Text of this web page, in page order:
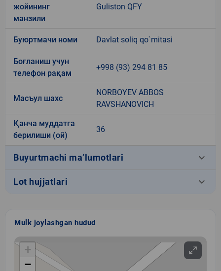
жойининг
манзили
Guliston QFY
Буюртмачи номи Davlat soliq qo`mitasi
Боғланиш учун
телефон рақам
+998 (93) 294 81 85
Масъул шахс
NORBOYEV ABBOS
RAVSHANOVICH
Қанча муддатга
берилиши (ой)
36
Buyurtmachi ma’lumotlari keyboard_arrow_down
Lot hujjatlari keyboard_arrow_down
Mulk joylashgan hudud
+
−